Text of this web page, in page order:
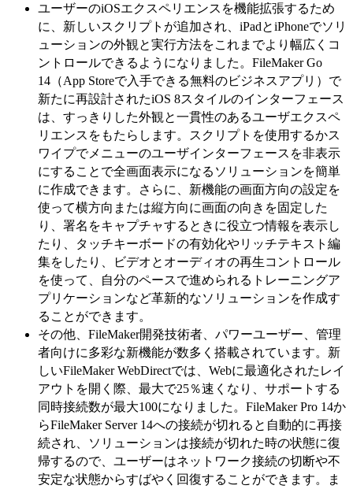
ユーザーのiOSエクスペリエンスを機能拡張するため
に、新しいスクリプトが追加され、iPadとiPhoneでソリ
ューションの外観と実行方法をこれまでより幅広くコ
ントロールできるようになりました。FileMaker Go
14（App Storeで入手できる無料のビジネスアプリ）で
新たに再設計されたiOS 8スタイルのインターフェース
は、すっきりした外観と一貫性のあるユーザエクスペ
リエンスをもたらします。スクリプトを使用するかス
ワイプでメニューのユーザインターフェースを非表示
にすることで全画面表示になるソリューションを簡単
に作成できます。さらに、新機能の画面方向の設定を
使って横方向または縦方向に画面の向きを固定した
り、署名をキャプチャするときに役立つ情報を表示し
たり、タッチキーボードの有効化やリッチテキスト編
集をしたり、ビデオとオーディオの再生コントロール
を使って、自分のペースで進められるトレーニングア
プリケーションなど革新的なソリューションを作成す
ることができます。
その他、FileMaker開発技術者、パワーユーザー、管理
者向けに多彩な新機能が数多く搭載されています。新
しいFileMaker WebDirectでは、Webに最適化されたレイ
アウトを開く際、最大で25％速くなり、サポートする
同時接続数が最大100になりました。FileMaker Pro 14か
らFileMaker Server 14への接続が切れると自動的に再接
続され、ソリューションは接続が切れた時の状態に復
帰するので、ユーザーはネットワーク接続の切断や不
安定な状態からすばやく回復することができます。ま